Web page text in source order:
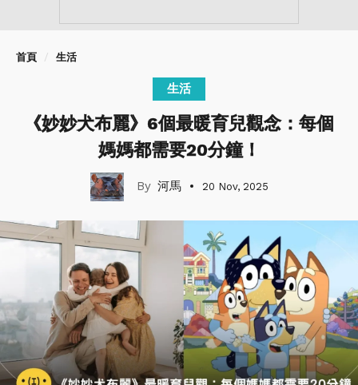
首頁 生活
生活
《妙妙犬布麗》6個最暖育兒觀念：每個
媽媽都需要20分鐘！
河馬 20 Nov, 2025